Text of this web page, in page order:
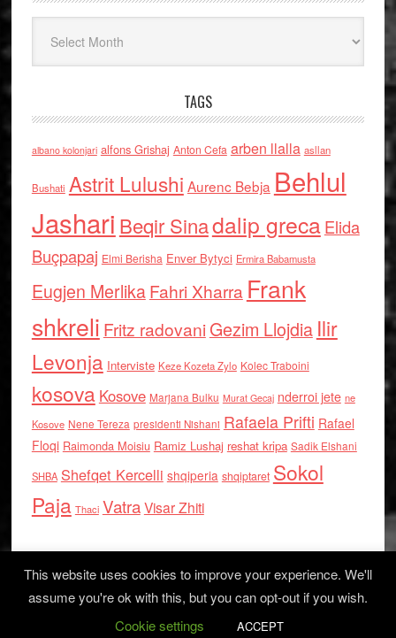
TAGS
albano kolonjari alfons Grishaj Anton Cefa arben llalla asllan
Bushati Astrit Lulushi Aurenc Bebja Behlul
Jashari Beqir Sinadalip grecaElida
Buçpapaj Elmi Berisha Enver Bytyci Ermira Babamusta
Eugjen MerlikaFahri Xharra Frank
shkreli Fritz radovaniGezim Llojdia Ilir
Levonja Interviste Keze Kozeta Zylo Kolec Traboini
kosova Kosove Marjana Bulku Murat Gecaj nderroi jete ne
Kosove Nene Tereza presidenti Nishani Rafaela Prifti Rafael
Floqi Raimonda Moisiu Ramiz Lushaj reshat kripa Sadik Elshani
SHBA Shefqet Kercelli shqiperia shqiptaret Sokol
Paja Thaci VatraVisar Zhiti
Log in
This website uses cookies to improve your experience. We'll
assume you're ok with this, but you can opt-out if you wish.
Cookie settings
ACCEPT